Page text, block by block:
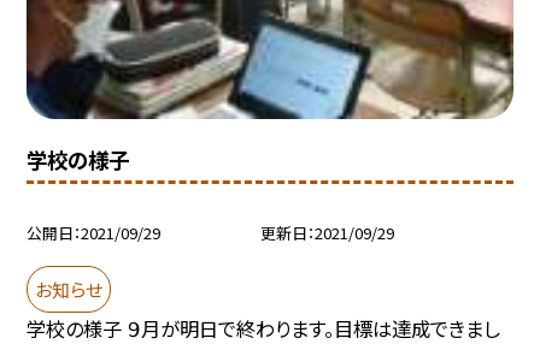
学校の様子
公開日 2021/09/29 更新日 2021/09/29
お知らせ
学校の様子 ９月が明日で終わります。目標は達成できまし